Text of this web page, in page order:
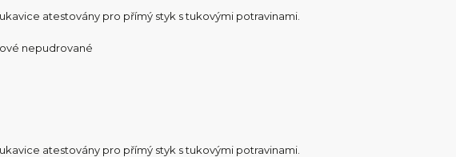
atestovány pro přímý styk s tukovými potravinami.
nepudrované
atestovány pro přímý styk s tukovými potravinami.